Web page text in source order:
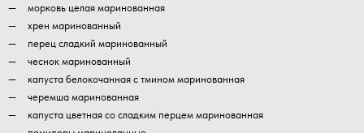
морковь целая маринованная
хрен маринованный
перец сладкий маринованный
чеснок маринованный
капуста белокочанная с тмином маринованная
черемша маринованная
капуста цветная со сладким перцем маринованная